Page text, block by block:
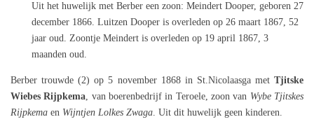
Uit het huwelijk met Berber een zoon: Meindert Dooper, geboren 27
december 1866. Luitzen Dooper is overleden op 26 maart 1867, 52
jaar oud. Zoontje Meindert is overleden op 19 april 1867, 3
maanden oud.
Berber trouwde (2) op 5 november 1868 in St.Nicolaasga met Tjitske
Wiebes Rijpkema, van boerenbedrijf in Teroele, zoon van Wybe Tjitskes
Rijpkema en Wijntjen Lolkes Zwaga. Uit dit huwelijk geen kinderen.